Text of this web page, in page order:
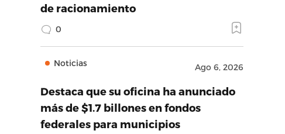
de racionamiento
0
Noticias Ago 6, 2026
Destaca que su oficina ha anunciado
más de $1.7 billones en fondos
federales para municipios